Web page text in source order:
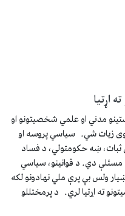
اړتیا
مدني او علمي شخصیتونو او
زیات شي. سیاسي پروسه او
ثبات، ښه حکومتولي، د فساد
مسئلې دي. د قوانینو، سیاسي
ولس بې پرې ملي نهادونو لکه
ته اړتیا لري. د پرمختللو